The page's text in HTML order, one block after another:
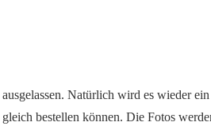
Natürlich wird es wieder
bestellen können. Die Fotos